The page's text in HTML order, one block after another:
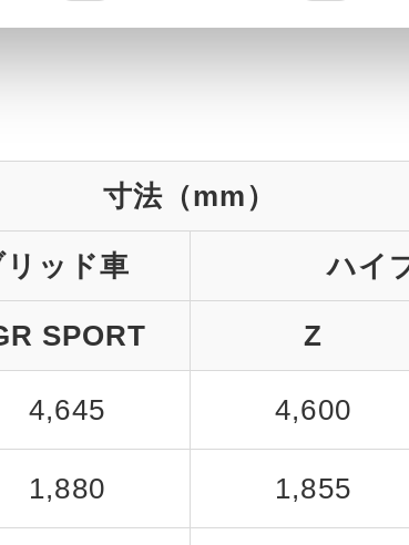
寸法（mm）
ッド車 ハイ
SPORT Z
4,645 4,600
1,880 1,855